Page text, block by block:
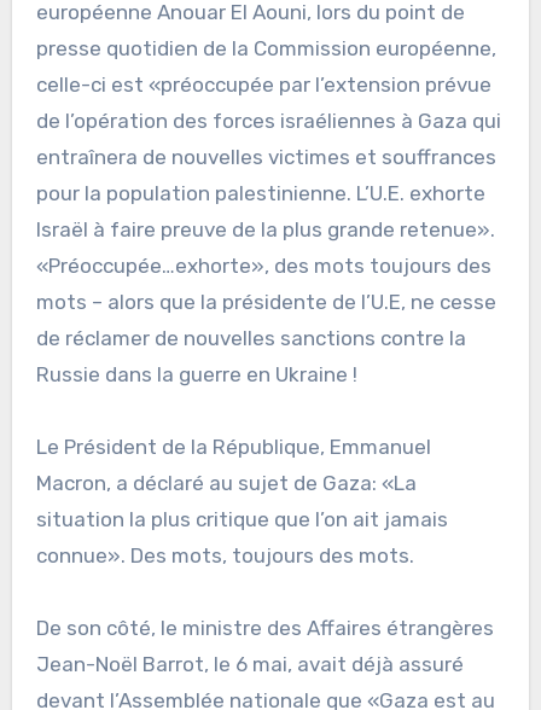
européenne Anouar El Aouni, lors du point de
presse quotidien de la Commission européenne,
celle-ci est «préoccupée par l’extension prévue
de l’opération des forces israéliennes à Gaza qui
entraînera de nouvelles victimes et souffrances
pour la population palestinienne. L’U.E. exhorte
Israël à faire preuve de la plus grande retenue».
«Préoccupée…exhorte», des mots toujours des
mots – alors que la présidente de l’U.E, ne cesse
de réclamer de nouvelles sanctions contre la
Russie dans la guerre en Ukraine !
Le Président de la République, Emmanuel
Macron, a déclaré au sujet de Gaza: «La
situation la plus critique que l’on ait jamais
connue». Des mots, toujours des mots.
De son côté, le ministre des Affaires étrangères
Jean-Noël Barrot, le 6 mai, avait déjà assuré
devant l’Assemblée nationale que «Gaza est au